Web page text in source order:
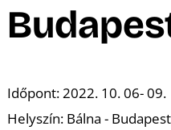
Időpont: 2022. 10. 06- 09.
Helyszín: Bálna -